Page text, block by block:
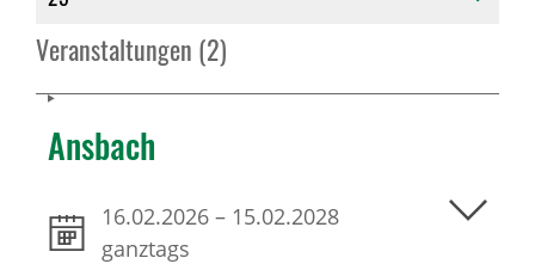
Veranstaltungen (2)
Ansbach
16.02.2026 – 15.02.2028
ganztags